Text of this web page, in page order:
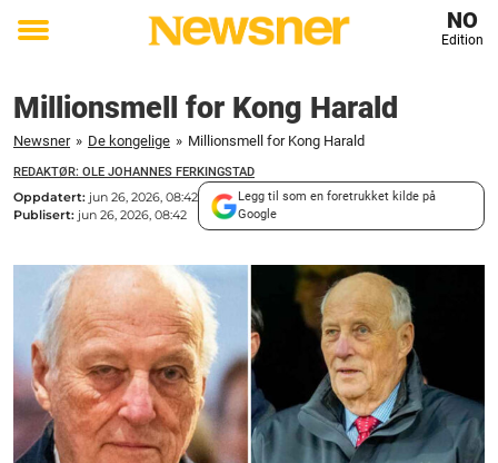
Toggle
NO
Edition
Millionsmell for Kong Harald
Newsner » De kongelige » Millionsmell for Kong Harald
REDAKTØR: OLE JOHANNES FERKINGSTAD
Oppdatert: jun 26, 2026, 08:42
Publisert: jun 26, 2026, 08:42
Legg til som en foretrukket kilde på
Google